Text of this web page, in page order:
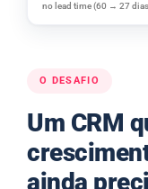
O DESAFIO
Um CRM
ainda
no lead time (60 → 27